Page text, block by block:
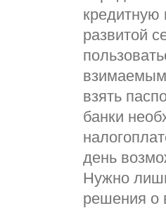
кредитную
развитой
взять
банки
день
Нужно
решения о